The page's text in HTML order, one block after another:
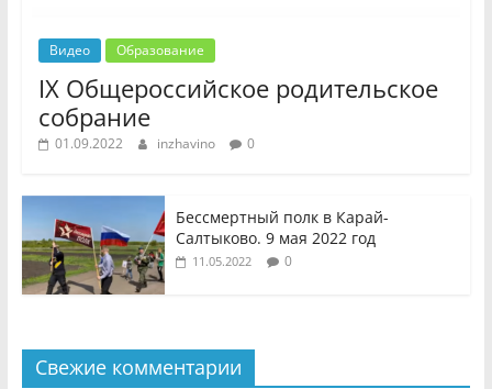
Видео Образование
IX Общероссийское родительское
собрание
01.09.2022 inzhavino 0
Бессмертный полк в Карай-
Салтыково. 9 мая 2022 год
11.05.2022 0
Свежие комментарии